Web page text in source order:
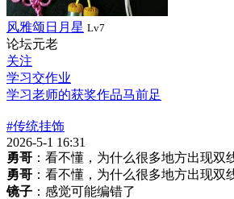
风雅颂日月星 Lv7
论坛元老
关注
学习交作业
学习老师的获奖作品马前足
#传统挂饰
2026-5-1 16:31
勇哥 ：看不懂，为什么很多地方出现双
勇哥 ：看不懂，为什么很多地方出现双
镜子 ：感觉可能编错了